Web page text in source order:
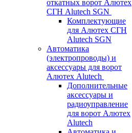
откатных ворот Алютех
СГН Alutech SGN
Комплектующие
для Алютех СГН
Alutech SGN
Автоматика
(электропроводы) и
аксессуары для ворот
Алютех Alutech
Дополнительные
аксессуары и
радиоуправление
для ворот Алютех
Alutech